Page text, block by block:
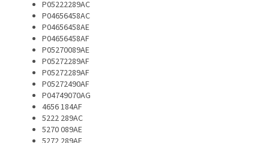
P05222289AC
P04656458AC
P04656458AE
P04656458AF
P05270089AE
P05272289AF
P05272289AF
P05272490AF
P04749070AG
4656 184AF
5222 289AC
5270 089AE